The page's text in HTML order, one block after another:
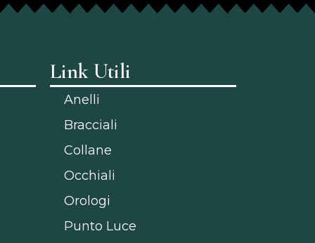
Link Utili
Anelli
Bracciali
Collane
Occhiali
Orologi
Punto Luce